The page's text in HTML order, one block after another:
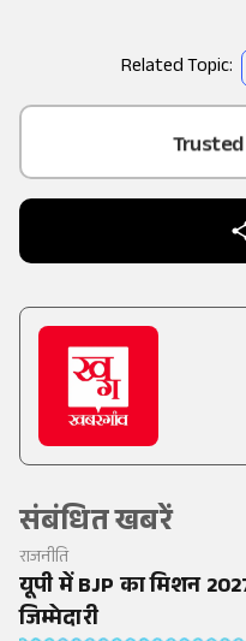
संबंधित खबरें
राजनीति
यूपी में BJP का मिशन
जिम्मेदारी
Related Topic: